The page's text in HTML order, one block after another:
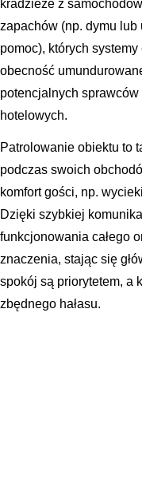
kradzieże z
zapachów (np. dymu lub
pomoc), których
obecność
potencjalnych
hotelowych.
Patrolowanie obiektu to
podczas swoich
komfort gości, np.
Dzięki szybkiej
funkcjonowania całego
znaczenia, stając się
spokój są priorytetem, a
zbędnego hałasu.